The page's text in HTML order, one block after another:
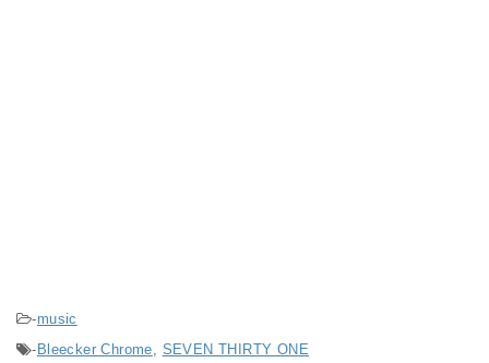
-music
- Bleecker Chrome SEVEN THIRTY ONE